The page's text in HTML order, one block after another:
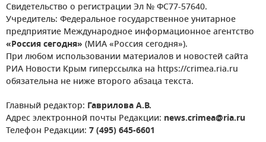
Свидетельство о регистрации Эл № ФС77-57640.
Учредитель: Федеральное государственное унитарное
предприятие Международное информационное агентство
«Россия сегодня» (МИА «Россия сегодня»).
При любом использовании материалов и новостей сайта
РИА Новости Крым гиперссылка на https://crimea.ria.ru
обязательна не ниже второго абзаца текста.
Главный редактор: Гаврилова А.В.
Адрес электронной почты Редакции: news.crimea@ria.ru
Телефон Редакции: 7 (495) 645-6601